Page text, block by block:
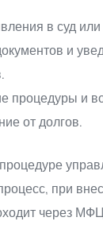
в суд
и
процедуры и
от долгов.
при
через